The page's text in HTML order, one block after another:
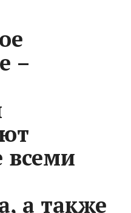
–
всеми
а также